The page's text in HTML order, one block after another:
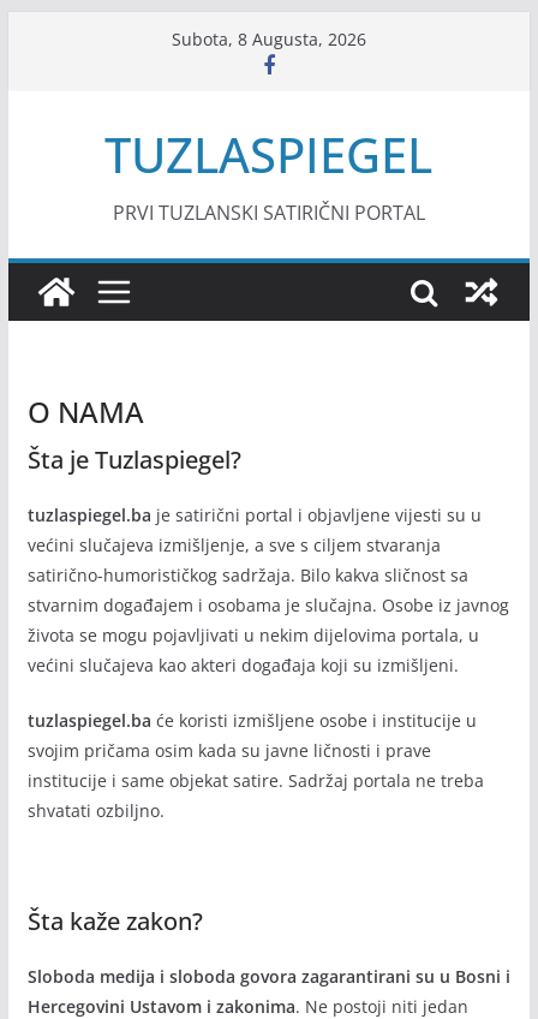
Subota, 8 Augusta, 2026
TUZLASPIEGEL
PRVI TUZLANSKI SATIRIČNI PORTAL
O NAMA
Šta je Tuzlaspiegel?
tuzlaspiegel.ba je satirični portal i objavljene vijesti su u
većini slučajeva izmišljenje, a sve s ciljem stvaranja
satirično-humorističkog sadržaja. Bilo kakva sličnost sa
stvarnim događajem i osobama je slučajna. Osobe iz javnog
života se mogu pojavljivati u nekim dijelovima portala, u
većini slučajeva kao akteri događaja koji su izmišljeni.
tuzlaspiegel.ba će koristi izmišljene osobe i institucije u
svojim pričama osim kada su javne ličnosti i prave
institucije i same objekat satire. Sadržaj portala ne treba
shvatati ozbiljno.
Šta kaže zakon?
Sloboda medija i sloboda govora zagarantirani su u Bosni i
Hercegovini Ustavom i zakonima. Ne postoji niti jedan